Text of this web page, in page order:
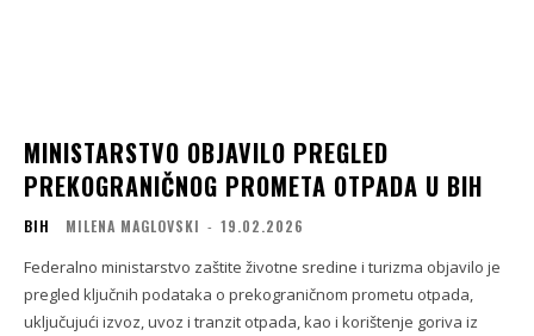
MINISTARSTVO OBJAVILO PREGLED
PREKOGRANIČNOG PROMETA OTPADA U BIH
BIH MILENA MAGLOVSKI - 19.02.2026
Federalno ministarstvo zaštite životne sredine i turizma objavilo je
pregled ključnih podataka o prekograničnom prometu otpada,
uključujući izvoz, uvoz i tranzit otpada, kao i korištenje goriva iz